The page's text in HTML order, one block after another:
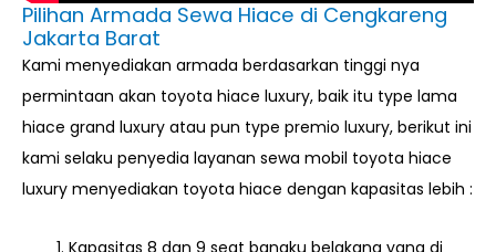
Pilihan Armada Sewa Hiace di Cengkareng
Jakarta Barat
Kami menyediakan armada berdasarkan tinggi nya
permintaan akan toyota hiace luxury, baik itu type lama
hiace grand luxury atau pun type premio luxury, berikut ini
kami selaku penyedia layanan sewa mobil toyota hiace
luxury menyediakan toyota hiace dengan kapasitas lebih :
Kapasitas 8 dan 9 seat bangku belakang yang di